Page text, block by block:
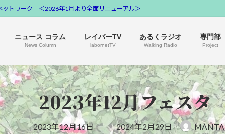
トワーク ＜2026年1月より全面リニューアル＞
ニュース コラム
News Column
レイバーTV
labornetTV
あるくラジオ
Walking Radio
専門部
Project
2023年12月フェスタ
2023年12月16日
最
終
2024年2月29日 MANTA